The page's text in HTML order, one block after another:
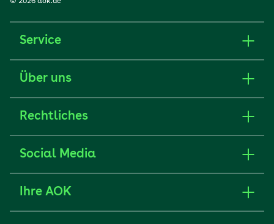
Service
Über uns
Rechtliches
Social Media
Ihre AOK